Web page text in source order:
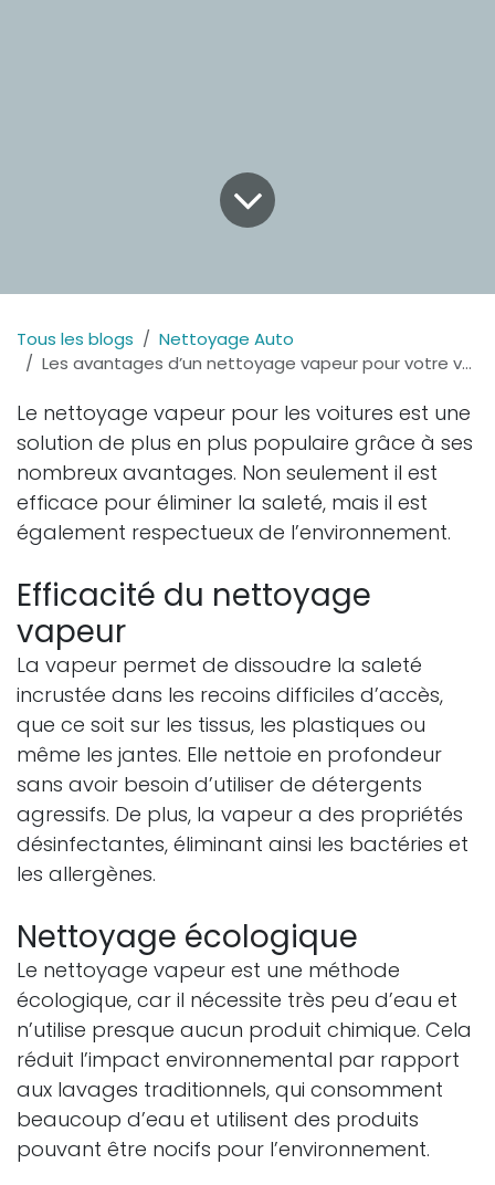
Tous les blogs
Nettoyage Auto
Les avantages d’un nettoyage vapeur pour votre véhicule
Le nettoyage vapeur pour les voitures est une
solution de plus en plus populaire grâce à ses
nombreux avantages. Non seulement il est
efficace pour éliminer la saleté, mais il est
également respectueux de l’environnement.
Efficacité du nettoyage
vapeur
La vapeur permet de dissoudre la saleté
incrustée dans les recoins difficiles d’accès,
que ce soit sur les tissus, les plastiques ou
même les jantes. Elle nettoie en profondeur
sans avoir besoin d’utiliser de détergents
agressifs. De plus, la vapeur a des propriétés
désinfectantes, éliminant ainsi les bactéries et
les allergènes.
Nettoyage écologique
Le nettoyage vapeur est une méthode
écologique, car il nécessite très peu d’eau et
n’utilise presque aucun produit chimique. Cela
réduit l’impact environnemental par rapport
aux lavages traditionnels, qui consomment
beaucoup d’eau et utilisent des produits
pouvant être nocifs pour l’environnement.